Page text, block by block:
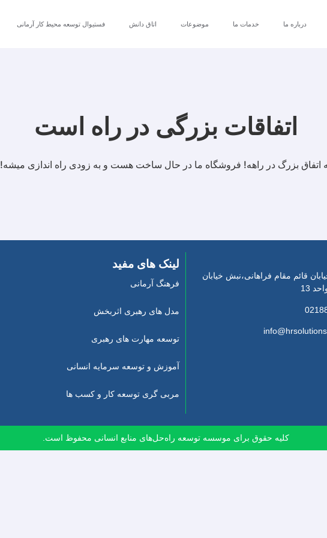
درباره ما خدمات ما موضوعات اتاق دانش فستیوال توسعه محیط کار آرمانی
اتفاقات بزرگی در راه است
اتفاق بزرگ در راهه! فروشگاه ما در حال ساخت هست و به زودی راه اندازی میشه!
قائم مقام فراهانی،نبش خیابان
لینک های مفید
فرهنگ آرمانی
مدل های رهبری اثربخش
توسعه مهارت های رهبری
آموزش و توسعه سرمایه انسانی
مربی گری توسعه کار و کسب ها
کلیه حقوق برای موسسه توسعه راه‌حل‌های منابع انسانی محفوظ است.